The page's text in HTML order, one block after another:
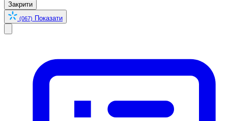
Закрити
(067) Показати